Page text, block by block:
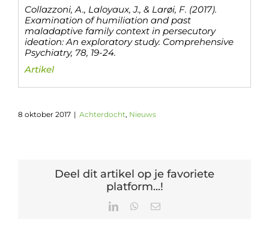
Collazzoni, A., Laloyaux, J., & Larøi, F. (2017).
Examination of humiliation and past
maladaptive family context in persecutory
ideation: An exploratory study. Comprehensive
Psychiatry, 78, 19-24.
Artikel
8 oktober 2017 | Achterdocht, Nieuws
Deel dit artikel op je favoriete
platform...!
LinkedInWhatsApp
E-